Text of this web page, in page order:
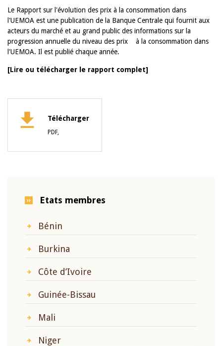
Le Rapport sur l'évolution des prix à la consommation dans
l'UEMOA est une publication de la Banque Centrale qui fournit aux
acteurs du marché et au grand public des informations sur la
progression annuelle du niveau des prix à la consommation dans
l'UEMOA. Il est publié chaque année.
[Lire ou télécharger le rapport complet]
Télécharger
PDF,
Etats membres
Bénin
Burkina
Côte d’Ivoire
Guinée-Bissau
Mali
Niger